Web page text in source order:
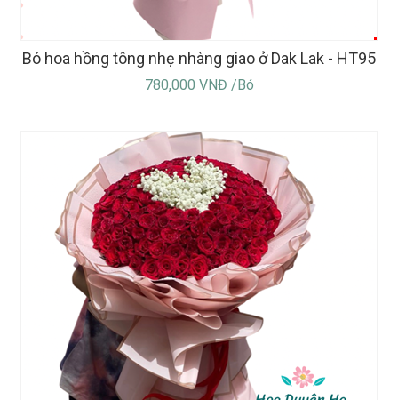
Bó hoa hồng tông nhẹ nhàng giao ở Dak Lak - HT95
780,000 VNĐ /Bó